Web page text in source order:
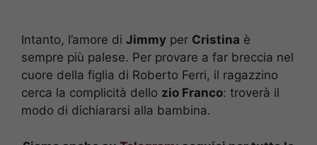
Intanto, l’amore di Jimmy per Cristina è
sempre più palese. Per provare a far breccia nel
cuore della figlia di Roberto Ferri, il ragazzino
cerca la complicità dello zio Franco: troverà il
modo di dichiararsi alla bambina.